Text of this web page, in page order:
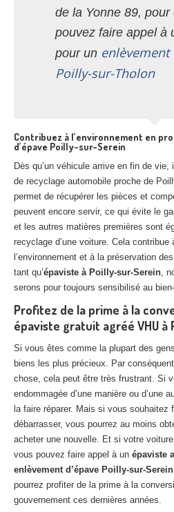
de la Yonne 89,
pouvez faire appel à
pour un enlèvement
Poilly-sur-Tholon
Contribuez à l’environnement en
d’épave Poilly-sur-Serein
Dès qu’un véhicule arrive en fin de
de recyclage automobile proche de
permet de récupérer les pièces et
peuvent encore servir, ce qui évite le
et les autres matières premières sont
recyclage d’une voiture. Cela contribue
l’environnement et à la préservation
tant qu’épaviste à Poilly-sur-Serein,
serons pour toujours sensibilisé au
Profitez de la prime à la
épaviste gratuit agréé VHU à
Si vous êtes comme la plupart des
biens les plus précieux. Par
chose, cela peut être très frustrant. Si
endommagée d’une manière ou d’une
la faire réparer. Mais si vous souhaitez
débarrasser, vous pourrez au moins
acheter une nouvelle. Et si votre
vous pouvez faire appel à un épaviste
enlèvement d’épave Poilly-sur-Serein
pourrez profiter de la prime à la
gouvernement ces dernières années.